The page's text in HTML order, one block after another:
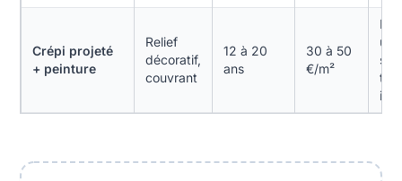
Crépi projeté
+ peinture
Relief
décoratif,
couvrant
12 à 20
ans
30 à 50
€/m²
un
très